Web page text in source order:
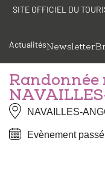
Panneau de gestion
AllerSITE OFFICIEL DU
ActualitésNewsletter
NAVAILLES-
Evènement passé